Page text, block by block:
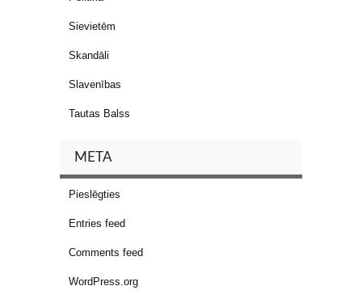
Sievietēm
Skandāli
Slavenības
Tautas Balss
META
Pieslēgties
Entries feed
Comments feed
WordPress.org